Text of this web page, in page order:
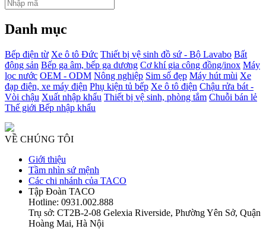
Danh mục
Bếp điện từ Xe ô tô Đức Thiết bị vệ sinh đồ sứ - Bộ Lavabo Bất
động sản Bếp ga âm, bếp ga dương Cơ khí gia công đồng/inox Máy
lọc nước OEM - ODM Nông nghiệp Sim số đẹp Máy hút mùi Xe
đạp điện, xe máy điện Phụ kiện tủ bếp Xe ô tô điện Chậu rửa bát -
Vòi chậu Xuất nhập khẩu Thiết bị vệ sinh, phòng tắm Chuỗi bán lẻ
Thế giới Bếp nhập khẩu
VỀ CHÚNG TÔI
Giới thiệu
Tầm nhìn sứ mệnh
Các chi nhánh của TACO
Tập Đoàn TACO
Hotline: 0931.002.888
Trụ sở: CT2B-2-08 Gelexia Riverside, Phường Yên Sở, Quận
Hoàng Mai, Hà Nội